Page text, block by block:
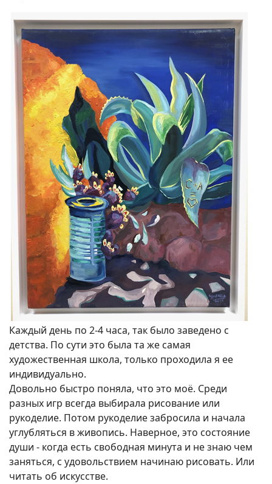
Каждый день по 2-4 часа, так было заведено с
детства. По сути это была та же самая
художественная школа, только проходила я ее
индивидуально.
Довольно быстро поняла, что это моё. Среди
разных игр всегда выбирала рисование или
рукоделие. Потом рукоделие забросила и начала
углубляться в живопись. Наверное, это состояние
души - когда есть свободная минута и не знаю чем
заняться, с удовольствием начинаю рисовать. Или
читать об искусстве.